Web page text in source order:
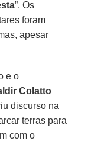
”. Os
foram
apesar
e o
Colatto
discurso na
terras para
com o